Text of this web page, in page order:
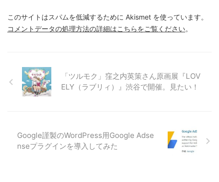
このサイトはスパムを低減するために Akismet を使っています。
コメントデータの処理方法の詳細はこちらをご覧ください。
「ツルモク」窪之内英策さん原画展『LOV
ELY（ラブリィ）』渋谷で開催。見たい！
Google謹製のWordPress用Google Adse
nseプラグインを導入してみた